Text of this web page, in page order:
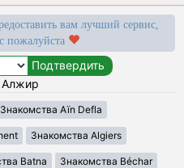
вам лучший сервис,
пожалуйста
Алжир
Знакомства Aïn Defla
Знакомства Algiers
Batna Знакомства Béchar